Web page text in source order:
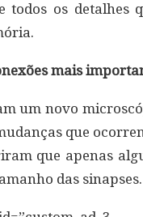
os detalhes
mais
um novo
que
que apenas
das sinapses.